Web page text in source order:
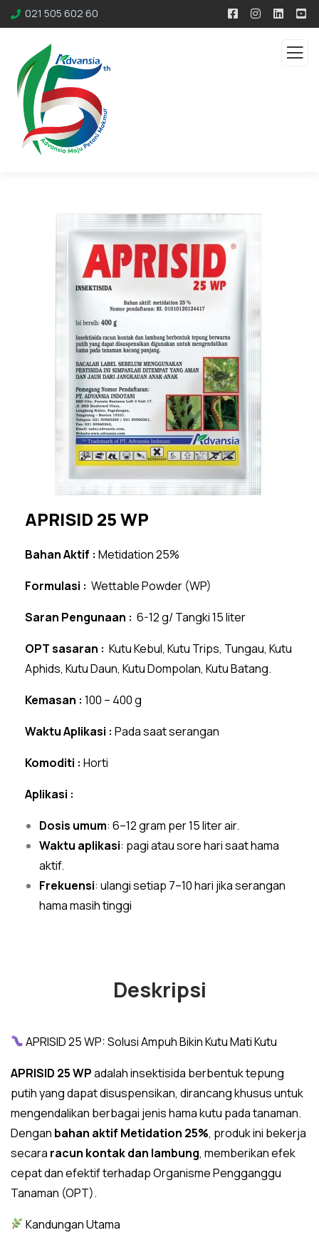
021 505 602 60
APRISID 25 WP
Bahan Aktif : Metidation 25%
Formulasi : Wettable Powder (WP)
Saran Pengunaan : 6-12 g/ Tangki 15 liter
OPT sasaran : Kutu Kebul, Kutu Trips, Tungau, Kutu
Aphids, Kutu Daun, Kutu Dompolan, Kutu Batang.
Kemasan : 100 – 400 g
Waktu Aplikasi : Pada saat serangan
Komoditi : Horti
Aplikasi :
Dosis umum: 6–12 gram per 15 liter air.
Waktu aplikasi: pagi atau sore hari saat hama
aktif.
Frekuensi: ulangi setiap 7–10 hari jika serangan
hama masih tinggi
Deskripsi
APRISID 25 WP: Solusi Ampuh Bikin Kutu Mati Kutu
APRISID 25 WPadalah insektisida berbentuk tepung
putih yang dapat disuspensikan, dirancang khusus untuk
mengendalikan berbagai jenis hama kutu pada tanaman.
Dengan bahan aktif Metidation 25%, produk ini bekerja
secara racun kontak dan lambung, memberikan efek
cepat dan efektif terhadap Organisme Pengganggu
Tanaman (OPT).
Kandungan Utama